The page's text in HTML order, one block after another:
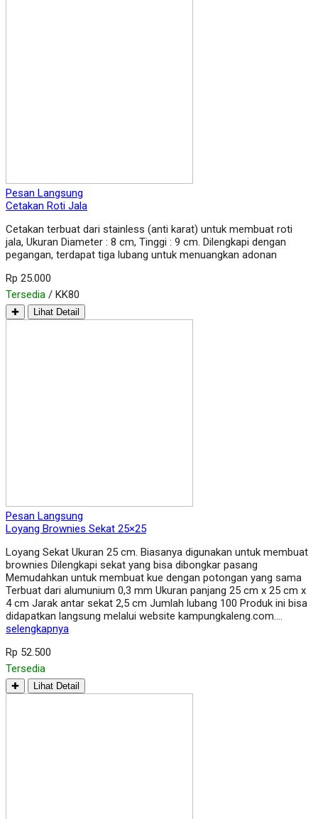
Pesan Langsung
Cetakan Roti Jala
Cetakan terbuat dari stainless (anti karat) untuk membuat roti
jala, Ukuran Diameter : 8 cm, Tinggi : 9 cm. Dilengkapi dengan
pegangan, terdapat tiga lubang untuk menuangkan adonan
Rp 25.000
Tersedia / KK80
✚ Lihat Detail
Pesan Langsung
Loyang Brownies Sekat 25×25
Loyang Sekat Ukuran 25 cm. Biasanya digunakan untuk membuat
brownies Dilengkapi sekat yang bisa dibongkar pasang
Memudahkan untuk membuat kue dengan potongan yang sama
Terbuat dari alumunium 0,3 mm Ukuran panjang 25 cm x 25 cm x
4 cm Jarak antar sekat 2,5 cm Jumlah lubang 100 Produk ini bisa
didapatkan langsung melalui website kampungkaleng.com….
selengkapnya
Rp 52.500
Tersedia
✚ Lihat Detail